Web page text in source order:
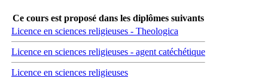
Ce cours est proposé dans les diplômes suivants
Licence en sciences religieuses - Theologica
Licence en sciences religieuses - agent catéchétique
Licence en sciences religieuses